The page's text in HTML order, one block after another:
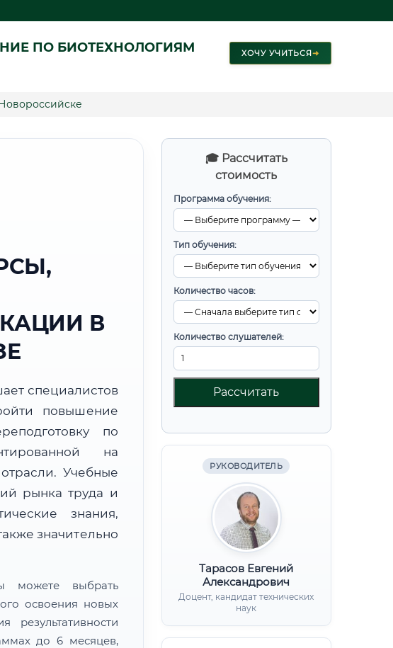
ПО БИОТЕХНОЛОГИЯМ ХОЧУ УЧИТЬСЯ➜
🎓 Рассчитать
стоимость
Программа обучения:
Тип обучения:
Количество часов:
Количество слушателей:
Рассчитать
РУКОВОДИТЕЛЬ
Тарасов Евгений
Александрович
Доцент, кандидат технических
наук
В
специалистов
повышение
по
на
Учебные
рынка труда и
знания,
значительно
можете выбрать
освоения новых
результативности
до 6 месяцев,